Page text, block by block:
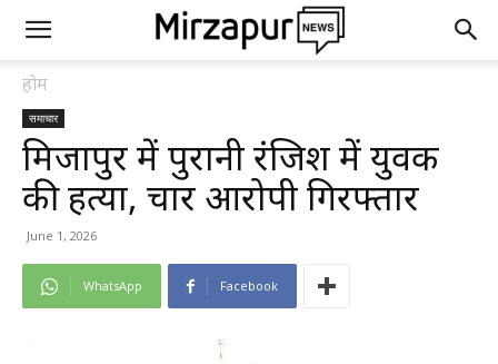
होम
समाचार
मिर्जापुर में पुरानी रंजिश में युवक
की हत्या, चार आरोपी गिरफ्तार
June 1, 2026
WhatsApp Facebook